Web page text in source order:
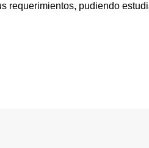
requerimientos, pudiendo